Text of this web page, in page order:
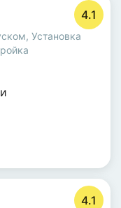
4.1
, Установка
4.1